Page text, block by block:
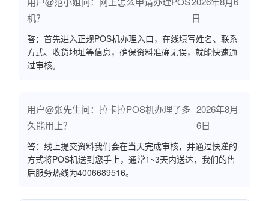
机？
日
答：首先进入正规POS机办理入口，在线填写姓名、联系
方式、收货地址等信息，确保资料准确无误，就能快速通
过审核。
用户@张先生问：拉卡拉POS机办理了多
久能用上？
2026年8月
6日
答：线上提交资料我们会在当天完成审核，并通过快递的
方式将POS机送到您手上，通常1~3天内送达，我们的售
后服务热线为4006689516。